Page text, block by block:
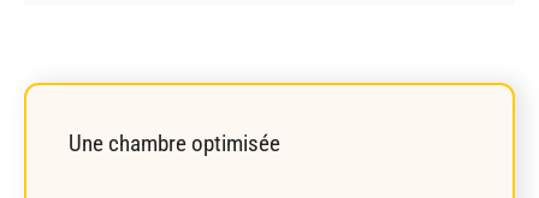
Une chambre optimisée